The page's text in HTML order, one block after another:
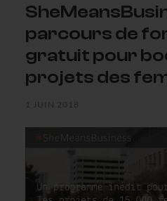
parcours de
gratuit pour
projets des
1 JUIN 2018